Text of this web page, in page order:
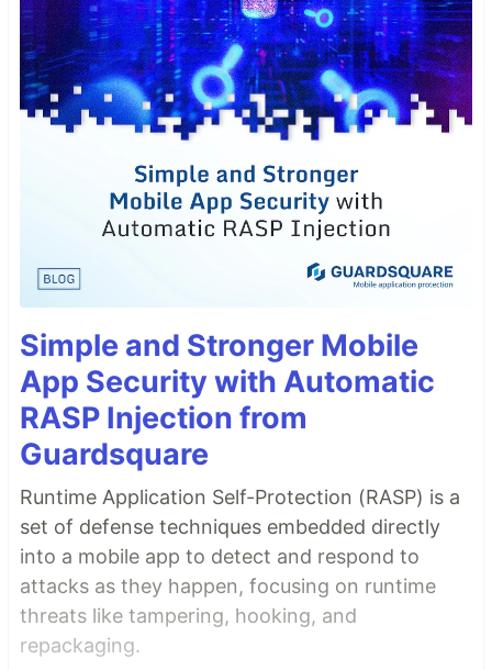
Simple and Stronger Mobile
App Security with Automatic
RASP Injection from
Guardsquare
Runtime Application Self-Protection (RASP) is a
set of defense techniques embedded directly
into a mobile app to detect and respond to
attacks as they happen, focusing on runtime
threats like tampering, hooking, and
repackaging.